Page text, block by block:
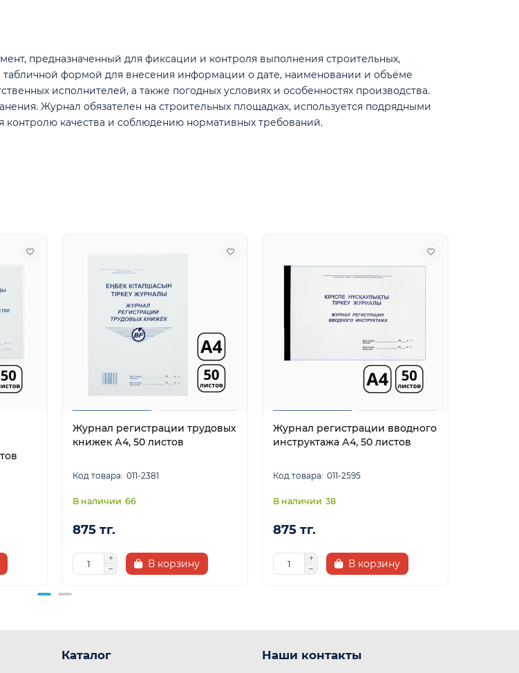
предназначенный для фиксации и контроля выполнения строительных,
формой для внесения информации о дате, наименовании и объёме
исполнителей, а также погодных условиях и особенностях производства.
Журнал обязателен на строительных площадках, используется подрядными
контролю качества и соблюдению нормативных требований.
Журнал регистрации трудовых
книжек А4, 50 листов
011-2381
66
875 тг.
В корзину
Журнал регистрации вводного
инструктажа А4, 50 листов
011-2595
38
875 тг.
В корзину
Каталог Наши контакты